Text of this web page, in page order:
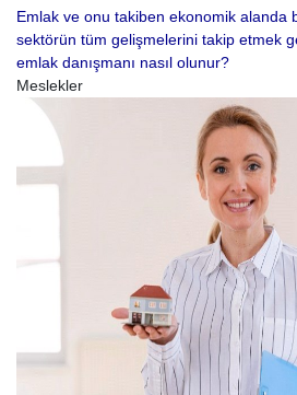
Emlak ve onu takiben ekonomik alanda
sektörün tüm gelişmelerini takip etmek
emlak danışmanı nasıl olunur?
Meslekler